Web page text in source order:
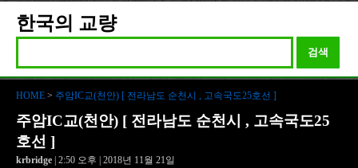
한국의 교량
검색
HOME > 주암IC교(천안) [ 전라남도 순천시 , 고속국도25호선 ]
주암IC교(천안) [ 전라남도 순천시 , 고속국도25
호선 ]
krbridge | 2:50 오후 | 2018년 11월 21일